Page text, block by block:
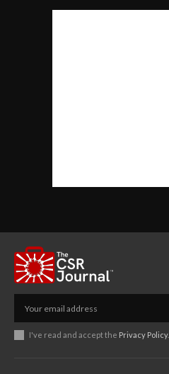
I've read and accept the Privacy Policy.